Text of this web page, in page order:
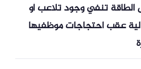
تنفي وجود تلاعب أو
عقب احتجاجات موظفيها